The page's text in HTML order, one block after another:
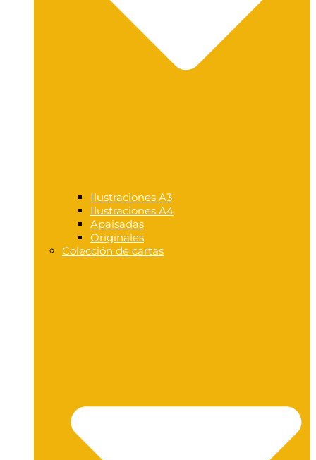
Ilustraciones A3
Ilustraciones A4
Apaisadas
Originales
Colección de cartas